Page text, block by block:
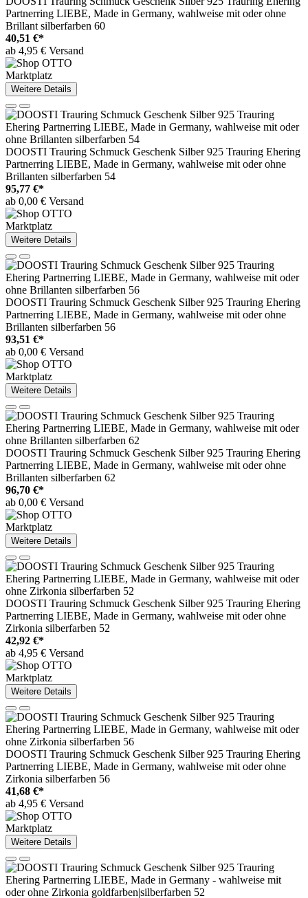
Partnerring LIEBE, Made in Germany, wahlweise mit oder ohne
Brillant silberfarben 60
40,51 €*
ab 4,95 € Versand
Marktplatz
Weitere Details
DOOSTI Trauring Schmuck Geschenk Silber 925 Trauring Ehering
Partnerring LIEBE, Made in Germany, wahlweise mit oder ohne
Brillanten silberfarben 54
95,77 €*
ab 0,00 € Versand
Marktplatz
Weitere Details
DOOSTI Trauring Schmuck Geschenk Silber 925 Trauring Ehering
Partnerring LIEBE, Made in Germany, wahlweise mit oder ohne
Brillanten silberfarben 56
93,51 €*
ab 0,00 € Versand
Marktplatz
Weitere Details
DOOSTI Trauring Schmuck Geschenk Silber 925 Trauring Ehering
Partnerring LIEBE, Made in Germany, wahlweise mit oder ohne
Brillanten silberfarben 62
96,70 €*
ab 0,00 € Versand
Marktplatz
Weitere Details
DOOSTI Trauring Schmuck Geschenk Silber 925 Trauring Ehering
Partnerring LIEBE, Made in Germany, wahlweise mit oder ohne
Zirkonia silberfarben 52
42,92 €*
ab 4,95 € Versand
Marktplatz
Weitere Details
DOOSTI Trauring Schmuck Geschenk Silber 925 Trauring Ehering
Partnerring LIEBE, Made in Germany, wahlweise mit oder ohne
Zirkonia silberfarben 56
41,68 €*
ab 4,95 € Versand
Marktplatz
Weitere Details